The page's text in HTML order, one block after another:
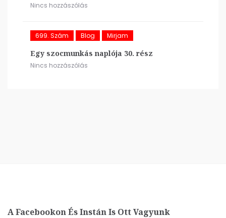
Nincs hozzászólás
699. Szám Blog Mirjam
Egy szocmunkás naplója 30. rész
Nincs hozzászólás
A Facebookon És Instán Is Ott Vagyunk